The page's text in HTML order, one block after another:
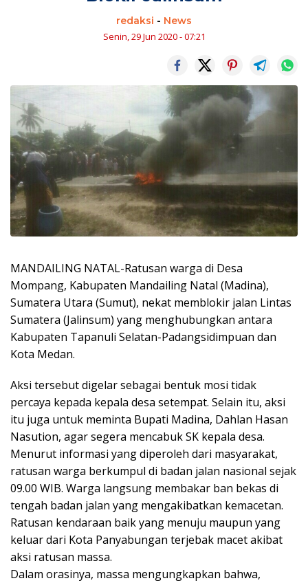
redaksi - News
Senin, 29 Jun 2020 - 07:21
MANDAILING NATAL-Ratusan warga di Desa
Mompang, Kabupaten Mandailing Natal (Madina),
Sumatera Utara (Sumut), nekat memblokir jalan Lintas
Sumatera (Jalinsum) yang menghubungkan antara
Kabupaten Tapanuli Selatan-Padangsidimpuan dan
Kota Medan.
Aksi tersebut digelar sebagai bentuk mosi tidak
percaya kepada kepala desa setempat. Selain itu, aksi
itu juga untuk meminta Bupati Madina, Dahlan Hasan
Nasution, agar segera mencabuk SK kepala desa.
Menurut informasi yang diperoleh dari masyarakat,
ratusan warga berkumpul di badan jalan nasional sejak
09.00 WIB. Warga langsung membakar ban bekas di
tengah badan jalan yang mengakibatkan kemacetan.
Ratusan kendaraan baik yang menuju maupun yang
keluar dari Kota Panyabungan terjebak macet akibat
aksi ratusan massa.
Dalam orasinya, massa mengungkapkan bahwa,